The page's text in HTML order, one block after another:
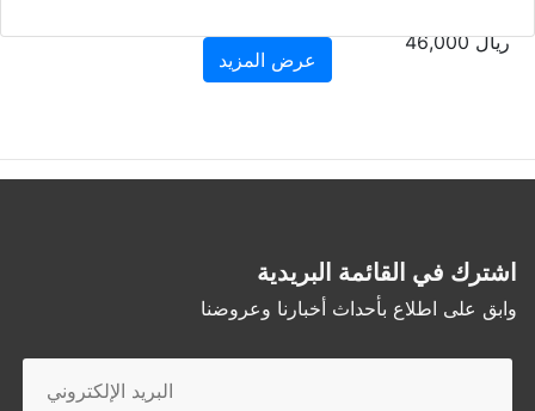
46,000ريال
عرض المزيد
اشترك في القائمة البريدية
وابق على اطلاع بأحداث أخبارنا وعروضنا